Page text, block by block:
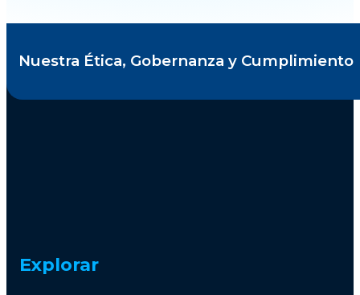
Nuestra Ética, Gobernanza y Cumplimiento
Explorar